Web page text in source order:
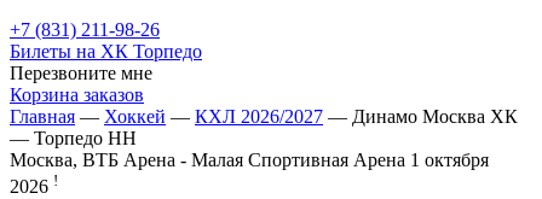
+7 (831) 211-98-26
Билеты на ХК Торпедо
Перезвоните мне
Корзина заказов
Главная — Хоккей — КХЛ 2026/2027 — Динамо Москва ХК
— Торпедо НН
Москва, ВТБ Арена - Малая Спортивная Арена 1 октября
2026 !